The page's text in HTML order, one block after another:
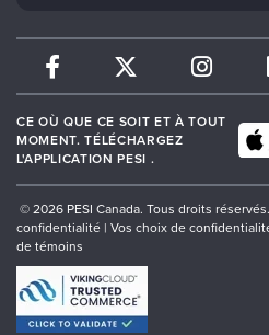
CE OÙ QUE CE SOIT ET À TOUT
MOMENT. TÉLÉCHARGEZ
L'APPLICATION PESI .
© 2026 PESI Canada. Tous droits réservés.
confidentialité | Vos choix de
de témoins